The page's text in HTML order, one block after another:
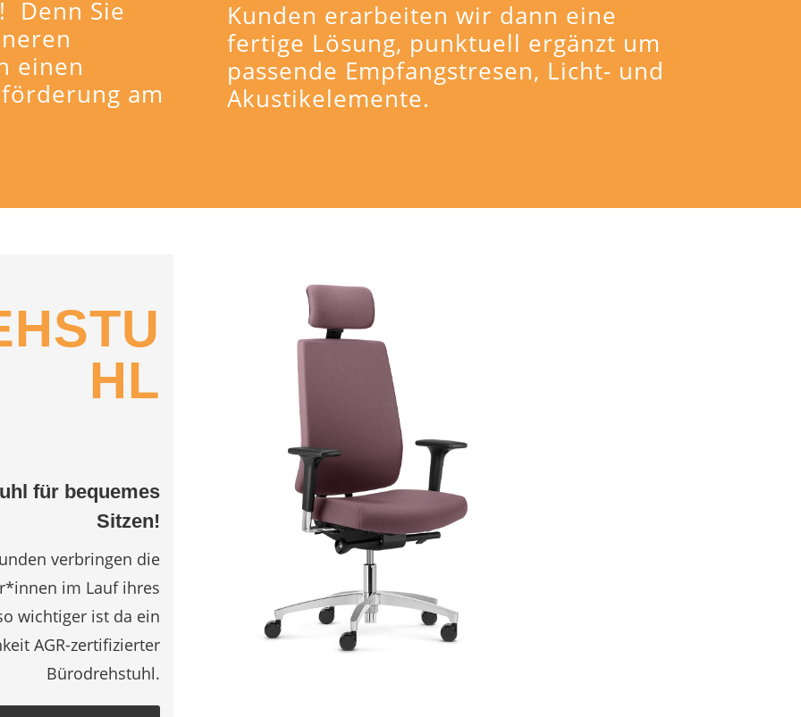
Denn Sie
einen
am
Kunden erarbeiten wir dann eine
fertige Lösung, punktuell ergänzt um
passende Empfangstresen, Licht- und
Akustikelemente.
HL
für bequemes
Sitzen!
verbringen die
im Lauf ihres
wichtiger ist da ein
AGR-zertifizierter
Bürodrehstuhl.